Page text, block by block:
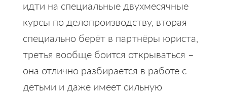
идти на специальные двухмесячные
курсы по делопроизводству, вторая
специально берёт в партнёры юриста,
третья вообще боится открываться –
она отлично разбирается в работе с
детьми и даже имеет сильную